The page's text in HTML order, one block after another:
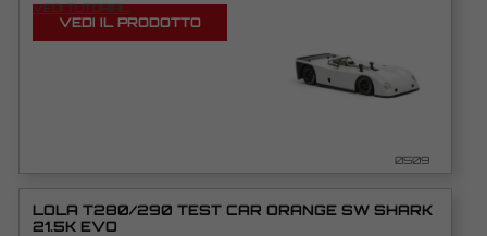
VEDI TUTORIAL
VEDI IL PRODOTTO
0509
LOLA T280/290 TEST CAR ORANGE SW SHARK
21.5K EVO